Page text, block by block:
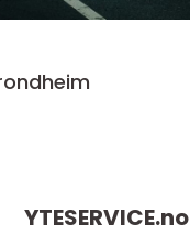
YTESERVICE.no